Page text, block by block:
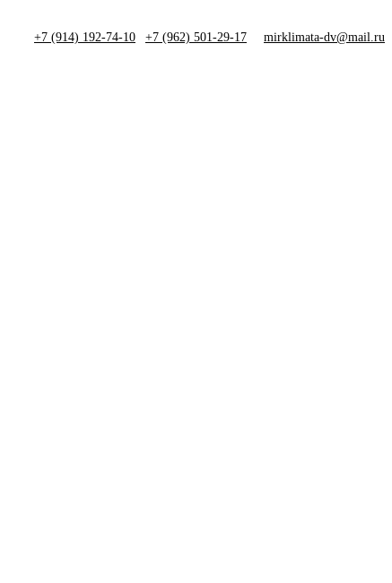
+7 (914) 192-74-10
+7 (962) 501-29-17 mirklimata-dv@mail.ru